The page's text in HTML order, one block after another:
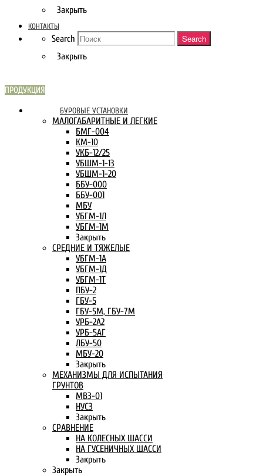
Закрыть
КОНТАКТЫ
Search Search
Закрыть
ПРОДУКЦИЯ
БУРОВЫЕ УСТАНОВКИ
МАЛОГАБАРИТНЫЕ И ЛЕГКИЕ
БМГ-004
КМ-10
УКБ-12/25
УБШМ-1-13
УБШМ-1-20
ББУ-000
ББУ-001
МБУ
УБГМ-1Л
УБГМ-1М
Закрыть
СРЕДНИЕ И ТЯЖЕЛЫЕ
УБГМ-1А
УБГМ-1Д
УБГМ-1Т
ПБУ-2
ГБУ-5
ГБУ-5М, ГБУ-7М
УРБ-2А2
УРБ-5АГ
ЛБУ-50
МБУ-20
Закрыть
МЕХАНИЗМЫ ДЛЯ ИСПЫТАНИЯ
ГРУНТОВ
МВЗ-01
НУСЗ
Закрыть
СРАВНЕНИЕ
НА КОЛЕСНЫХ ШАССИ
НА ГУСЕНИЧНЫХ ШАССИ
Закрыть
Закрыть